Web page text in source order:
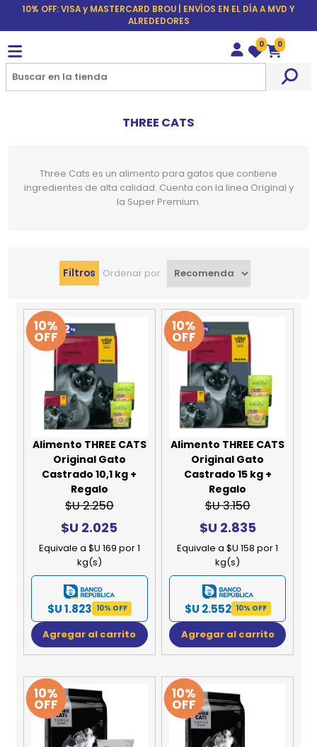
10% OFF: VISA y MASTERCARD BROU | ENVÍOS EN EL DÍA A MVD Y
ALREDEDORES
Wishlist
0
Carrito
0
THREE CATS
Three Cats es un alimento para gatos que contiene
ingredientes de alta calidad. Cuenta con la linea Original y
la Super Premium.
Filtros Ordenar por
10%
OFF
Alimento THREE CATS
Original Gato
Castrado 10,1 kg +
Regalo
$U 2.250
$U 2.025
Equivale a $U 169 por 1
kg(s)
$U 1.823 10% OFF
Agregar al carrito
10%
OFF
Alimento THREE CATS
Original Gato
Castrado 15 kg +
Regalo
$U 3.150
$U 2.835
Equivale a $U 158 por 1
kg(s)
$U 2.552 10% OFF
Agregar al carrito
10%
OFF
10%
OFF